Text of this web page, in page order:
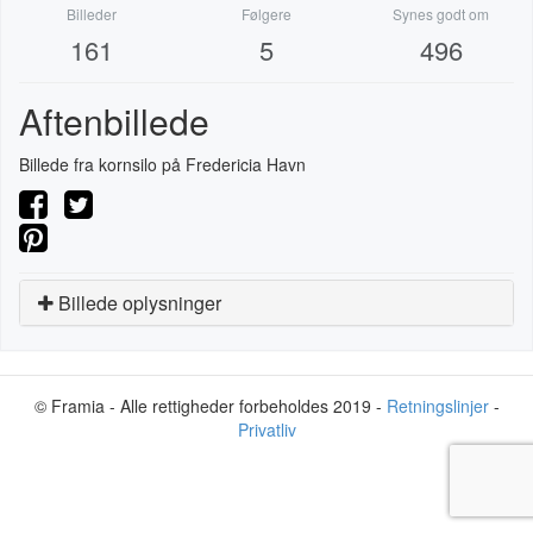
Billeder
161
Følgere
5
Synes godt om
496
Aftenbillede
Billede fra kornsilo på Fredericia Havn
Billede oplysninger
© Framia - Alle rettigheder forbeholdes 2019 - Retningslinjer-
Privatliv